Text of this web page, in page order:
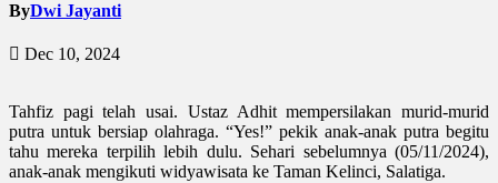
ByDwi Jayanti
Dec 10, 2024
Tahfiz pagi telah usai. Ustaz Adhit mempersilakan murid-murid
putra untuk bersiap olahraga. “Yes!” pekik anak-anak putra begitu
tahu mereka terpilih lebih dulu. Sehari sebelumnya (05/11/2024),
anak-anak mengikuti widyawisata ke Taman Kelinci, Salatiga.